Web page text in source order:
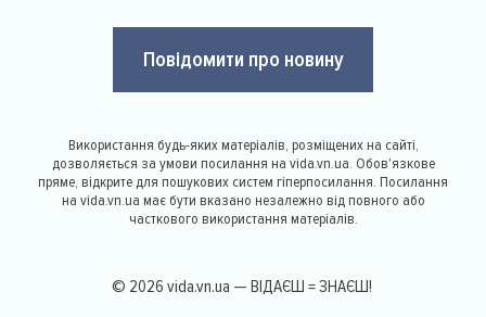
Повідомити про новину
Використання будь-яких матеріалів, розміщених на сайті,
дозволяється за умови посилання на vida.vn.ua. Обов'язкове
пряме, відкрите для пошукових систем гіперпосилання. Посилання
на vida.vn.ua має бути вказано незалежно від повного або
часткового використання матеріалів.
© 2026 vida.vn.ua — ВІДАЄШ = ЗНАЄШ!